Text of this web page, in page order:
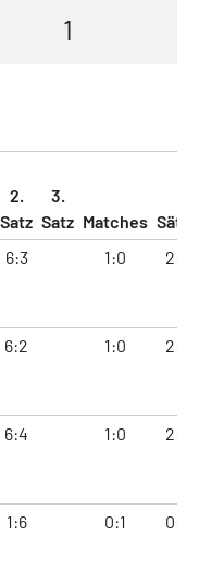
1
2.
Satz
3.
Satz Matches Sätze
6:3 1:0 2:0
6:2 1:0 2:0
6:4 1:0 2:0
1:6 0:1 0:2